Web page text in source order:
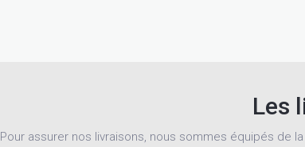
Les
Pour assurer nos livraisons, nous sommes équipés de